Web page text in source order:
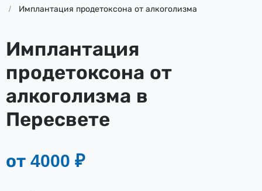
Имплантация продетоксона от алкоголизма
Имплантация
продетоксона от
алкоголизма в
Пересвете
от 4000 ₽